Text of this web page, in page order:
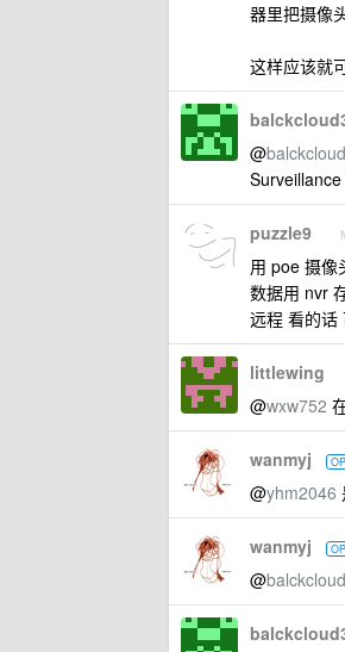
器里把摄像
这样应该就
@
Surveillance
puzzle9
用 poe 摄像
数据用 nvr
远程 看的话
littlewing
@wxw752
wanmyj OP
@yhm2046
wanmyj OP
@